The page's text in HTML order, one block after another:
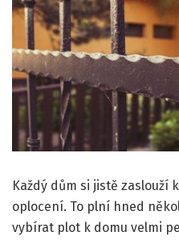
Každý dům si jistě
oplocení. To plní hned
vybírat plot k domu velmi